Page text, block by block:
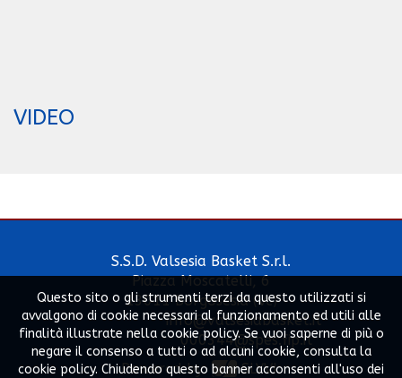
VIDEO
S.S.D. Valsesia Basket S.r.l.
Piazza Moscatelli, 6
13011 Borgosesia (Vc)
info@valsesiabasket.it
000344@spes.fip.it
Powered by
SLYVI.
Questo sito o gli strumenti terzi da questo utilizzati si
avvalgono di cookie necessari al funzionamento ed utili alle
finalità illustrate nella cookie policy. Se vuoi saperne di più o
negare il consenso a tutti o ad alcuni cookie, consulta la
cookie policy. Chiudendo questo banner acconsenti all'uso dei